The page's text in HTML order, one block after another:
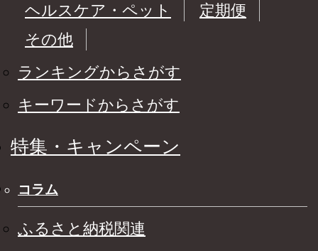
ヘルスケア・ペット
定期便
その他
ランキングからさがす
キーワードからさがす
特集・キャンペーン
コラム
ふるさと納税関連